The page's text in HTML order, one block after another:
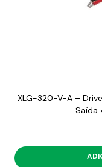
XLG-320-V-A –
Saída